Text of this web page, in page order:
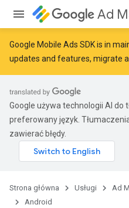
Ad
Google Mobile Ads SDK is in
updates and features, migrate
Google używa technologii AI do
preferowany język.
zawierać błędy.
Strona główna Usługi Ad
Android